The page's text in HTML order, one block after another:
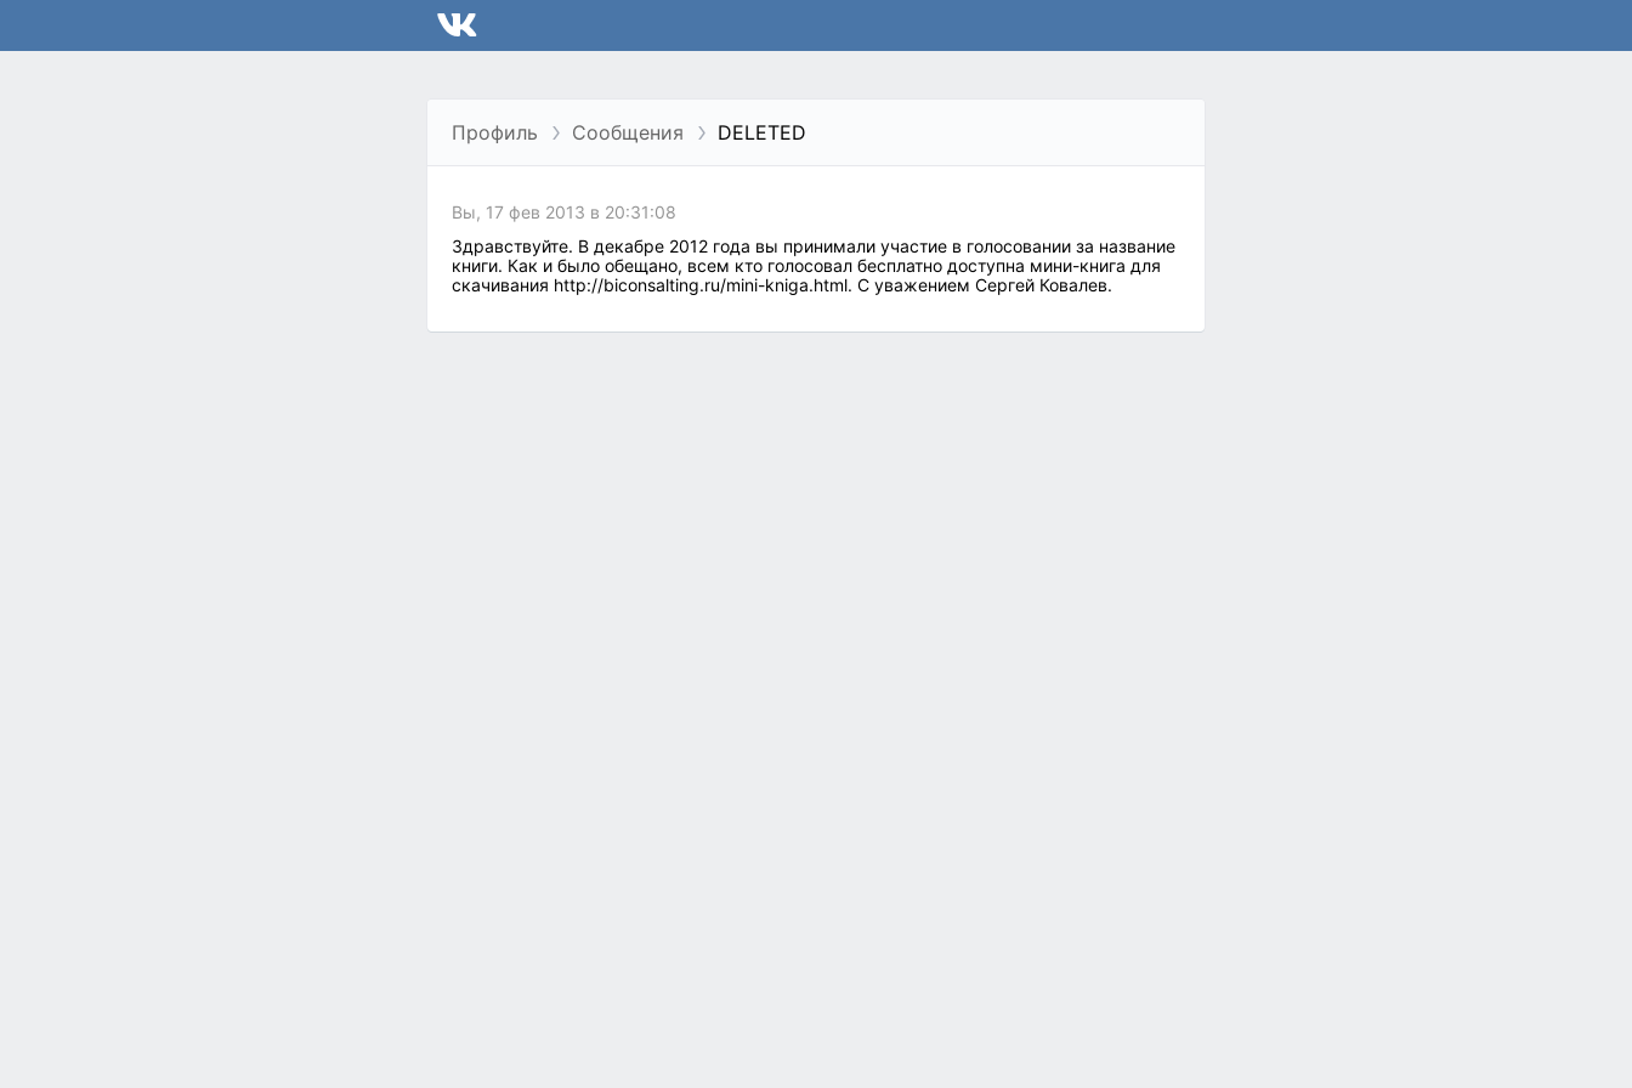
Профиль Сообщения DELETED
Вы, 17 фев 2013 в 20:31:08
Здравствуйте. В декабре 2012 года вы принимали участие в голосовании за название
книги. Как и было обещано, всем кто голосовал бесплатно доступна мини-книга для
скачивания http://biconsalting.ru/mini-kniga.html. С уважением Сергей Ковалев.